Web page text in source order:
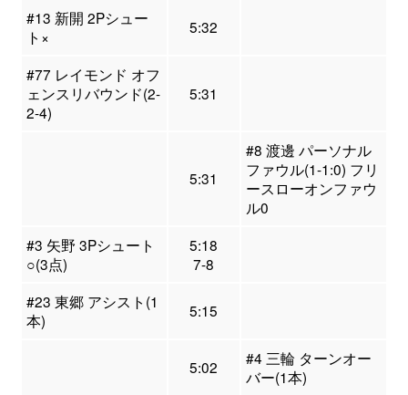
#13 新開 2Pシュー
ト×
5:32
#77 レイモンド オフ
ェンスリバウンド(2-
2-4)
5:31
5:31
#8 渡邊 パーソナル
ファウル(1-1:0) フリ
ースローオンファウ
ル0
#3 矢野 3Pシュート
○(3点)
5:18
7-8
#23 東郷 アシスト(1
本)
5:15
5:02
#4 三輪 ターンオー
バー(1本)